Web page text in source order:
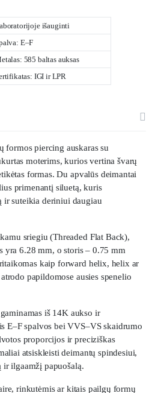
išauginti
E–F
585 baltas auksas
IGI ir LPR
formos piercing auskaras su
moterims, kurios vertina švarų
formas. Du apvalūs deimantai
primenantį siluetą, kuris
ir suteikia deriniui daugiau
sriegiu (Threaded Flat Back),
yra 6.28 mm, o storis – 0.75 mm
kaip forward helix, helix ar
papildomose ausies spenelio
iš 14K aukso ir
E–F spalvos bei VVS–VS skaidrumo
proporcijos ir preciziškas
atsiskleisti deimantų spindesiui,
ilgaamžį papuošalą.
rinkutėmis ar kitais pailgų formų